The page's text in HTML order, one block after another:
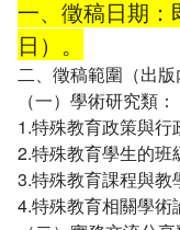
一、徵稿日期
日）。
二、徵稿範圍（出版
（一）學術研究類：
1.特殊教育政策與行
2.特殊教育學生的班
3.特殊教育課程與教
4.特殊教育相關學術